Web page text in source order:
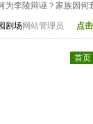
为李陵辩诬？家族因何
剧场网站管理员 点
首页